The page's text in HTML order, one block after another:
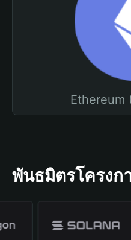
Ethereum
พันธมิตรโครงก